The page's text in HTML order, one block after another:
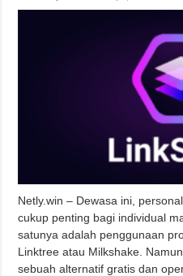
Netly.win – Dewasa ini,
cukup penting bagi individual
satunya adalah penggunaan
Linktree atau Milkshake.
sebuah alternatif gratis dan